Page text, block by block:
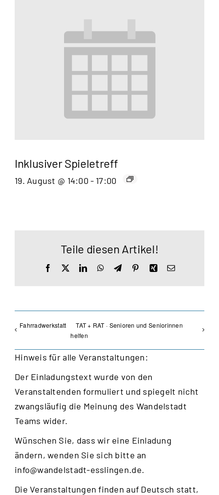
Inklusiver Spieletreff
19. August @ 14:00 - 17:00
Teile diesen Artikel!
Facebook LinkedInWhatsApp
TelegramPinterestXingE-
Fahrradwerkstatt
TAT + RAT · Senioren und Seniorinnen
helfen
Hinweis für alle Veranstaltungen:
Der Einladungstext wurde von den
Veranstaltenden formuliert und spiegelt nicht
zwangsläufig die Meinung des Wandelstadt
Teams wider.
Wünschen Sie, dass wir eine Einladung
ändern, wenden Sie sich bitte an
info@wandelstadt-esslingen.de.
Die Veranstaltungen finden auf Deutsch statt,